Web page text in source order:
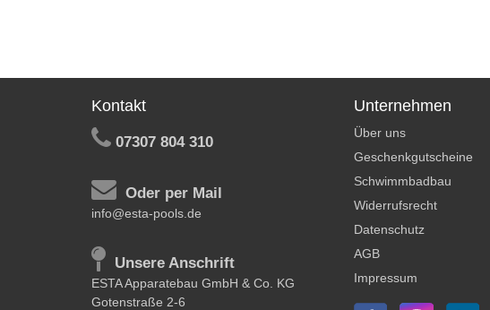
Kontakt
07307 804 310
Oder per Mail
info@esta-pools.de
Unsere Anschrift
ESTA Apparatebau GmbH & Co. KG
Gotenstraße 2-6
Unternehmen
Über uns
Geschenkgutscheine
Schwimmbadbau
Widerrufsrecht
Datenschutz
AGB
Impressum